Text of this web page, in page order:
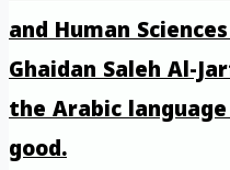
and Human
Ghaidan Saleh Al-
the Arabic
good.